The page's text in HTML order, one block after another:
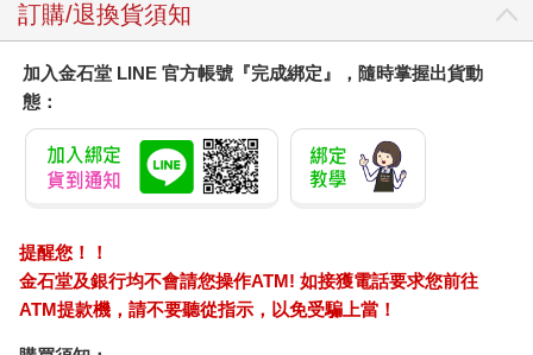
訂購/退換貨須知
加入金石堂 LINE 官方帳號『完成綁定』，隨時掌握出貨動
態：
提醒您！！
金石堂及銀行均不會請您操作ATM! 如接獲電話要求您前往
ATM提款機，請不要聽從指示，以免受騙上當！